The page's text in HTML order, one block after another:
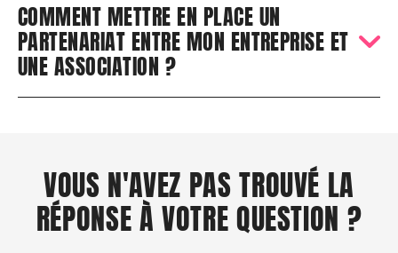
COMMENT METTRE EN PLACE UN
PARTENARIAT ENTRE MON ENTREPRISE ET
UNE ASSOCIATION ?
VOUS N'AVEZ PAS TROUVÉ LA
RÉPONSE À VOTRE QUESTION ?